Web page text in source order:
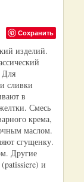
Сохранить
изделий.
Для
сливки
в
Смесь
крема,
маслом.
сгущенку.
Другие
и